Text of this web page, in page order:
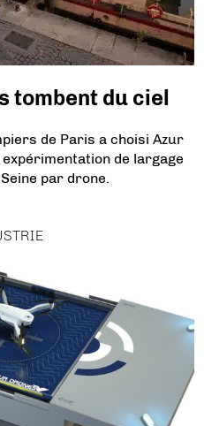
tombent du ciel
de Paris a choisi Azur
de largage
par drone.